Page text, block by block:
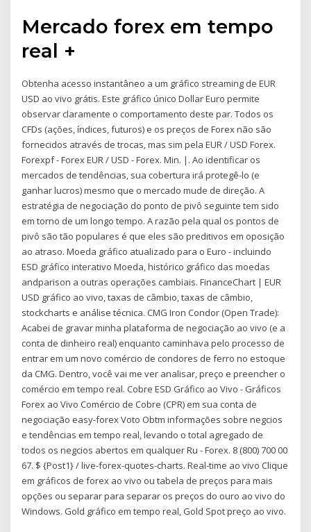
Mercado forex em tempo
real +
Obtenha acesso instantâneo a um gráfico streaming de EUR
USD ao vivo grátis. Este gráfico único Dollar Euro permite
observar claramente o comportamento deste par. Todos os
CFDs (ações, índices, futuros) e os preços de Forex não são
fornecidos através de trocas, mas sim pela EUR / USD Forex.
Forexpf - Forex EUR / USD - Forex. Min. |. Ao identificar os
mercados de tendências, sua cobertura irá protegê-lo (e
ganhar lucros) mesmo que o mercado mude de direção. A
estratégia de negociação do ponto de pivô seguinte tem sido
em torno de um longo tempo. A razão pela qual os pontos de
pivô são tão populares é que eles são preditivos em oposição
ao atraso. Moeda gráfico atualizado para o Euro - incluindo
ESD gráfico interativo Moeda, histórico gráfico das moedas
andparison a outras operações cambiais. FinanceChart | EUR
USD gráfico ao vivo, taxas de câmbio, taxas de câmbio,
stockcharts e análise técnica. CMG Iron Condor (Open Trade):
Acabei de gravar minha plataforma de negociação ao vivo (e a
conta de dinheiro real) enquanto caminhava pelo processo de
entrar em um novo comércio de condores de ferro no estoque
da CMG. Dentro, você vai me ver analisar, preço e preencher o
comércio em tempo real. Cobre ESD Gráfico ao Vivo - Gráficos
Forex ao Vivo Comércio de Cobre (CPR) em sua conta de
negociação easy-forex Voto Obtm informações sobre negcios
e tendências em tempo real, levando o total agregado de
todos os negcios abertos em qualquer Ru - Forex. 8 (800) 700 00
67. $ {Post1} / live-forex-quotes-charts. Real-time ao vivo Clique
em gráficos de forex ao vivo ou tabela de preços para mais
opções ou separar para separar os preços do ouro ao vivo do
Windows. Gold gráfico em tempo real, Gold Spot preço ao vivo.